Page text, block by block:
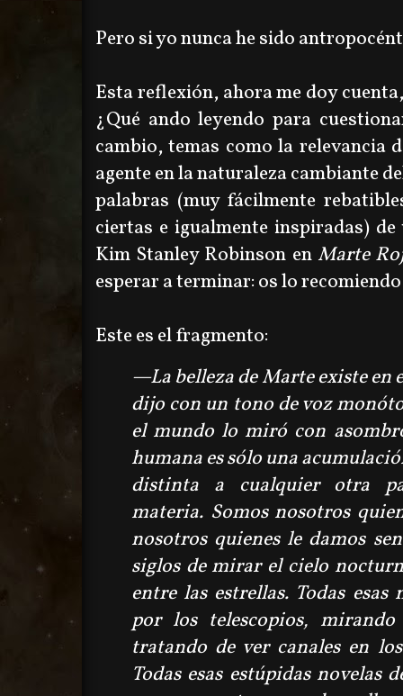
Pero si yo nunca he sido
Esta reflexión, ahora me doy
¿Qué ando leyendo para
cambio, temas como la relevancia
agente en la naturaleza cambiante
palabras (muy fácilmente
ciertas e igualmente inspiradas)
Kim Stanley Robinson en Marte
esperar a terminar: os lo
Este es el fragmento:
—La belleza de Marte existe
dijo con un tono de voz
el mundo lo miró con
humana es sólo una
distinta a cualquier otra
materia. Somos nosotros
nosotros quienes le damos
siglos de mirar el cielo
entre las estrellas. Todas esas
por los telescopios,
tratando de ver canales en
Todas esas estúpidas novelas